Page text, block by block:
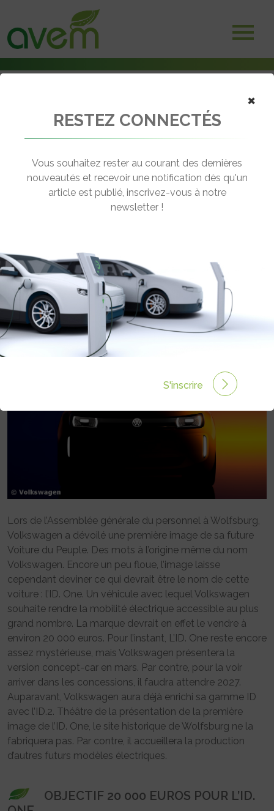
Volkswagen commence à dévoiler l’ID. One, sa future « Voiture du
← Revenir aux actualités
VOLKSWAGEN COMMENCE À
DÉVOILER L’ID. ONE, SA FUTURE
« VOITURE DU PEUPLE »
Rédigé par Emmanuel Maumon le 08 Fév 2025 à 06:00
0 commentaires
Lors de l’Assemblée générale du personnel à Wolfsburg,
Volkswagen a dévoilé une première image de sa future
Voiture du Peuple. Des mots à l’origine même du nom
Volkswagen. Encore un peu floue, l’image laisse
cependant deviner ce qui devrait être le nom de cette
voiture : l’ID. One. Un véhicule avec lequel Volkswagen
souhaite rendre la mobilité électrique accessible au plus
grand nombre. La marque devrait en effet le vendre à
environ 20 000 euros. Pour l’instant, L’ID. One reste encore
assez mystérieuse, mais Volkswagen présentera la
version concept-car en mars. Par contre, pour la voir
arriver dans les concessions, il faudra attendre 2027.
Auparavant, Volkswagen aura déjà enrichi sa gamme ID
avec l’ID.2. Théâtre de la présentation de la première
image de l’ID. One, le site historique de Wolfsburg ne la
fabriquera pas. Par contre, il accueillera la production
d’autres futurs modèles électriques.
OBJECTIF 20 000 EUROS POUR L’ID.
×
RESTEZ CONNECTÉS
Vous souhaitez rester au courant des dernières
nouveautés et recevoir une notification dès qu'un
article est publié, inscrivez-vous à notre
newsletter !
S'inscrire